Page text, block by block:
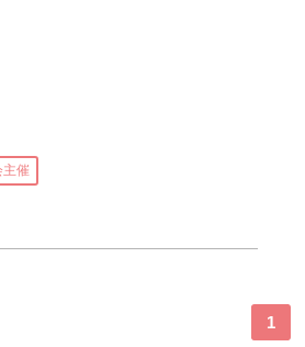
主催
1